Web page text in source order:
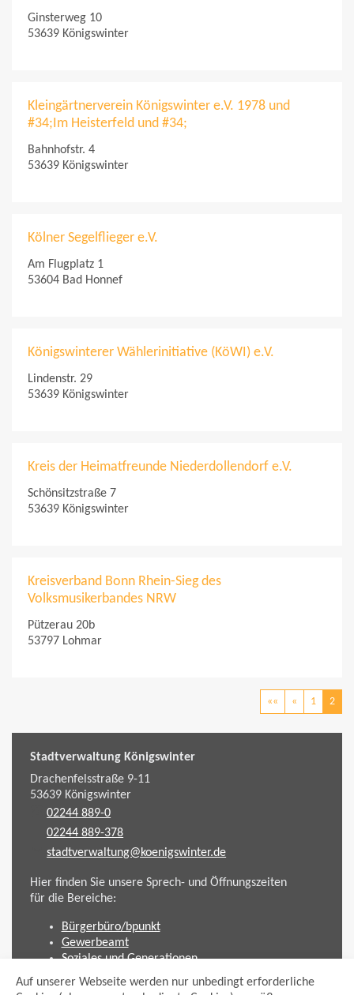
Auf unserer Webseite werden nur unbedingt erforderliche
Ginsterweg 10
53639 Königswinter
Kleingärtnerverein Königswinter e.V. 1978 und
#34;Im Heisterfeld und #34;
Bahnhofstr. 4
53639 Königswinter
Kölner Segelflieger e.V.
Am Flugplatz 1
53604 Bad Honnef
Königswinterer Wählerinitiative (KöWI) e.V.
Lindenstr. 29
53639 Königswinter
Kreis der Heimatfreunde Niederdollendorf e.V.
Schönsitzstraße 7
53639 Königswinter
Kreisverband Bonn Rhein-Sieg des
Volksmusikerbandes NRW
Pützerau 20b
53797 Lohmar
«« « 1 2
Stadtverwaltung Königswinter
Drachenfelsstraße 9-11
53639Königswinter
02244 889-0
02244 889-378
stadtverwaltung@koenigswinter.de
Hier finden Sie unsere Sprech- und Öffnungszeiten
für die Bereiche:
Bürgerbüro/bpunkt
Gewerbeamt
Soziales und Generationen
Standesamt
Friedhofsverwaltung